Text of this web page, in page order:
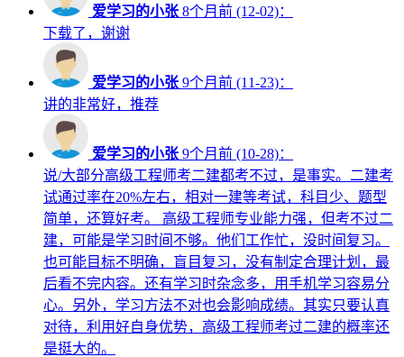
爱学习的小张 8个月前 (12-02)：
下载了，谢谢
爱学习的小张 9个月前 (11-23)：
讲的非常好，推荐
爱学习的小张 9个月前 (10-28)：
说/大部分高级工程师考二建都考不过，是事实。二建考
试通过率在20%左右，相对一建等考试，科目少、题型
简单，还算好考。 高级工程师专业能力强，但考不过二
建，可能是学习时间不够。他们工作忙，没时间复习。
也可能目标不明确，盲目复习，没有制定合理计划，最
后看不完内容。还有学习时杂念多，用手机学习容易分
心。另外，学习方法不对也会影响成绩。其实只要认真
对待，利用好自身优势，高级工程师考过二建的概率还
是挺大的。